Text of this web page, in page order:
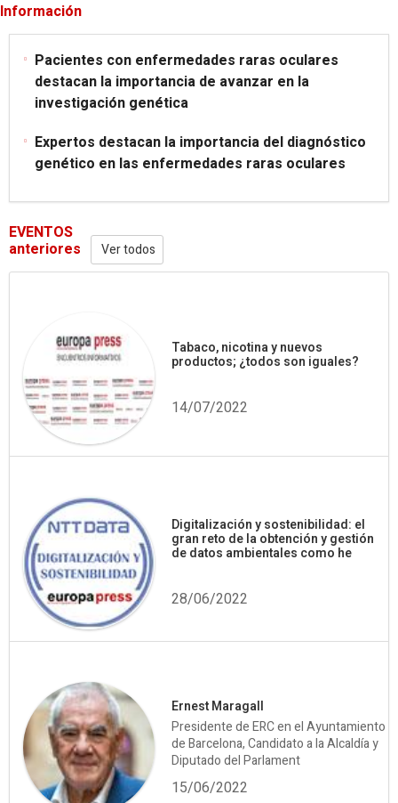
Información
Pacientes con enfermedades raras oculares
destacan la importancia de avanzar en la
investigación genética
Expertos destacan la importancia del diagnóstico
genético en las enfermedades raras oculares
EVENTOS
anteriores Ver todos
Tabaco, nicotina y nuevos
productos; ¿todos son iguales?
14/07/2022
Digitalización y sostenibilidad: el
gran reto de la obtención y gestión
de datos ambientales como he
28/06/2022
Ernest Maragall
Presidente de ERC en el Ayuntamiento
de Barcelona, Candidato a la Alcaldía y
Diputado del Parlament
15/06/2022